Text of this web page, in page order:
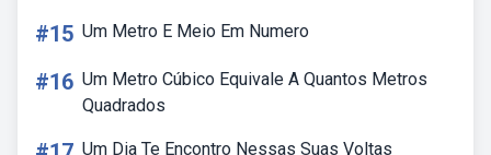
#15 Um Metro E Meio Em Numero
#16 Um Metro Cúbico Equivale A Quantos Metros
Quadrados
Um Dia Te Encontro Nessas Suas Voltas